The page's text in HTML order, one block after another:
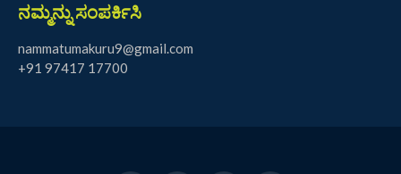
ನಮ್ಮನ್ನು ಸಂಪರ್ಕಿಸಿ
nammatumakuru9@gmail.com
+91 97417 17700